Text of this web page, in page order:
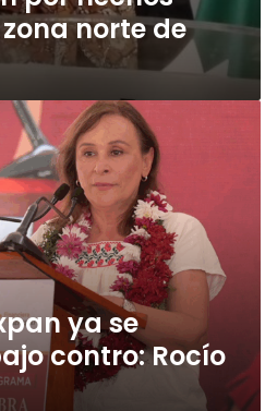
norte de
ya se
contro: Rocío